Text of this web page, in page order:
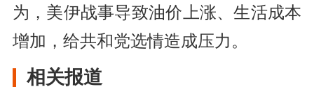
为，美伊战事导致油价上涨、生活成本
增加，给共和党选情造成压力。
相关报道